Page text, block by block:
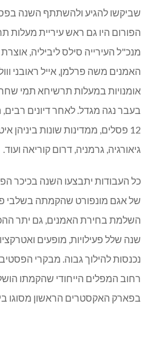
שביקשו להגיע ולהשתתף השנה
הפורום היו גם ראש עיריית מעלות
מנכ"ל העירייה סילס ליביליה, אוצרת
האמנים משה פרלמן, אייל ראובני
אומנויות במעלות תרשיחא תמי שחר
בעבר נגה מגדל. לאחר דיונים
12 פסלים, ממדינות שונות ביניהן
גיאורגיה, גרמניה, דרום קוריאה ועוד.
כל העבודות יתבצעו השנה בכיכר
של אגם מונפורט שהקמתה בשלבי
השלמת בחירת האמנים, גם יתר
שנה שלל פעילויות, מופעים
נכנסות להילוך גבוה. מבקרי
רחוב המפלים הייחודי שהקמתו
בפארק האקסטרים הראשון מסוגו